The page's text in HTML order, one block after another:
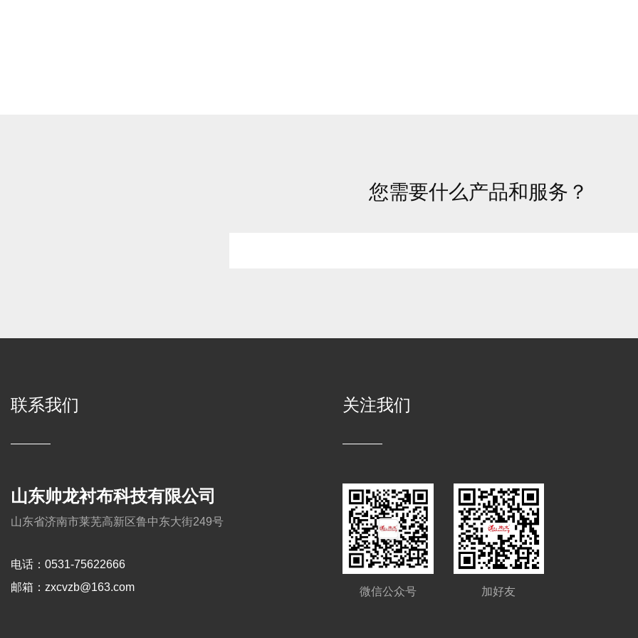
您需要什么产品和服务？
联系我们
山东帅龙衬布科技有限公司
山东省济南市莱芜高新区鲁中东大街249号
电话：0531-75622666
邮箱：zxcvzb@163.com
关注我们
微信公众号 加好友